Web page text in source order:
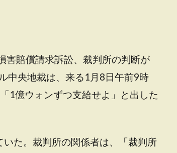
害賠償請求訴訟、裁判所の判断が
中央地裁は、来る1月8日午前9時
1億ウォンずつ支給せよ」と出した
た。裁判所の関係者は、「裁判所